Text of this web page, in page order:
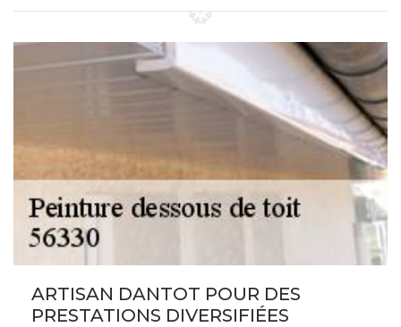
ARTISAN DANTOT POUR DES
PRESTATIONS DIVERSIFIÉES